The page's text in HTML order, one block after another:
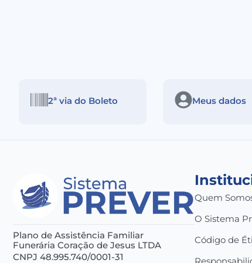
2ª via do Boleto Meus dados
Plano de Assistência Familiar
Funerária Coração de Jesus LTDA
CNPJ 48.995.740/0001-31
Quem
O Sistema
Código de